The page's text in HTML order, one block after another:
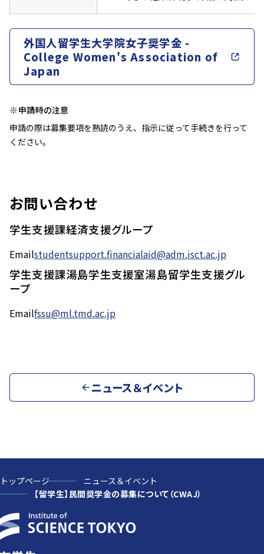
外国人留学生大学院女子奨学金 -
College Women's Association of
Japan
※申請時の注意
申請の際は募集要項を熟読のうえ、指示に従って手続きを行って
ください。
お問い合わせ
学生支援課経済支援グループ
Emailstudentsupport.financialaid@adm.isct.ac.jp
学生支援課湯島学生支援室湯島留学生支援グル
ープ
Emailfssu@ml.tmd.ac.jp
ニュース＆イベント
トップページ
ニュース＆イベント
【留学生】民間奨学金の募集について（CWAJ）